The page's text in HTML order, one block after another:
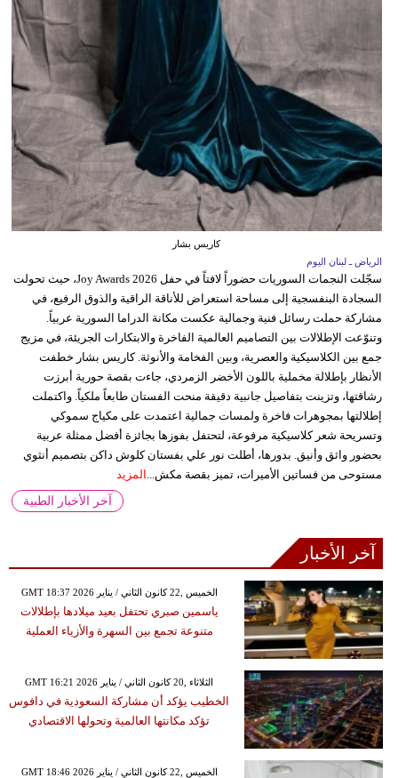
كاريس بشار
الرياض ـ لبنان اليوم
سجّلت النجمات السوريات حضوراً لافتاً في حفل Joy Awards 2026، حيث تحولت
السجادة البنفسجية إلى مساحة استعراض للأناقة الراقية والذوق الرفيع، في
مشاركة حملت رسائل فنية وجمالية عكست مكانة الدراما السورية عربياً.
وتنوّعت الإطلالات بين التصاميم العالمية الفاخرة والابتكارات الجريئة، في مزيج
جمع بين الكلاسيكية والعصرية، وبين الفخامة والأنوثة. كاريس بشار خطفت
الأنظار بإطلالة مخملية باللون الأخضر الزمردي، جاءت بقصة حورية أبرزت
رشاقتها، وتزينت بتفاصيل جانبية دقيقة منحت الفستان طابعاً ملكياً. واكتملت
إطلالتها بمجوهرات فاخرة ولمسات جمالية اعتمدت على مكياج سموكي
وتسريحة شعر كلاسيكية مرفوعة، لتحتفل بفوزها بجائزة أفضل ممثلة عربية
بحضور واثق وأنيق. بدورها، أطلت نور علي بفستان كلوش داكن بتصميم أنثوي
مستوحى من فساتين الأميرات، تميز بقصة مكش...
المزيد
آخر الأخبار الطبية
آخر الأخبار
GMT 18:37 2026 الخميس ,22 كانون الثاني / يناير
ياسمين صبري تحتفل بعيد ميلادها بإطلالات
متنوعة تجمع بين السهرة والأزياء العملية
GMT 16:21 2026 الثلاثاء ,20 كانون الثاني / يناير
الخطيب يؤكد أن مشاركة السعودية في دافوس
تؤكد مكانتها العالمية وتحولها الاقتصادي
GMT 18:46 2026 الخميس ,22 كانون الثاني / يناير